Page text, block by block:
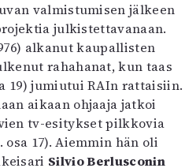
ry
valmistumisen jälkeen
julkistettavanaan.
alkanut kaupallisten
rahahanat, kun taas
19) jumiutui RAIn rattaisiin.
aikaan ohjaaja jatkoi
tv-esitykset pilkkovia
17). Aiemmin hän oli
Silvio Berlusconin